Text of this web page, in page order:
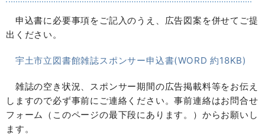
申込書に必要事項をご記入のうえ、広告図案を併せてご提
出ください。
宇土市立図書館雑誌スポンサー申込書(WORD 約18KB)
雑誌の空き状況、スポンサー期間の広告掲載料等をお伝え
しますので必ず事前にご連絡ください。事前連絡はお問合せ
フォーム（このページの最下段にあります。）からお願いし
ます。